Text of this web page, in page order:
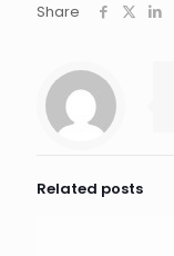
Share
Related posts